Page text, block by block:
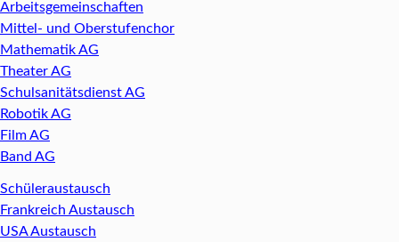
Arbeitsgemeinschaften
Mittel- und Oberstufenchor
Mathematik AG
Theater AG
Schulsanitätsdienst AG
Robotik AG
Film AG
Band AG
Schüleraustausch
Frankreich Austausch
USA Austausch